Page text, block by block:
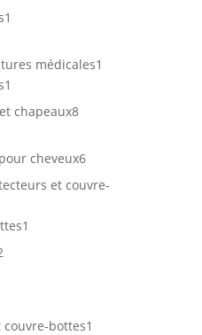
1
médicales1
1
produit
chapeaux88
cheveux66
et couvre-
1
2
couvre-bottes1